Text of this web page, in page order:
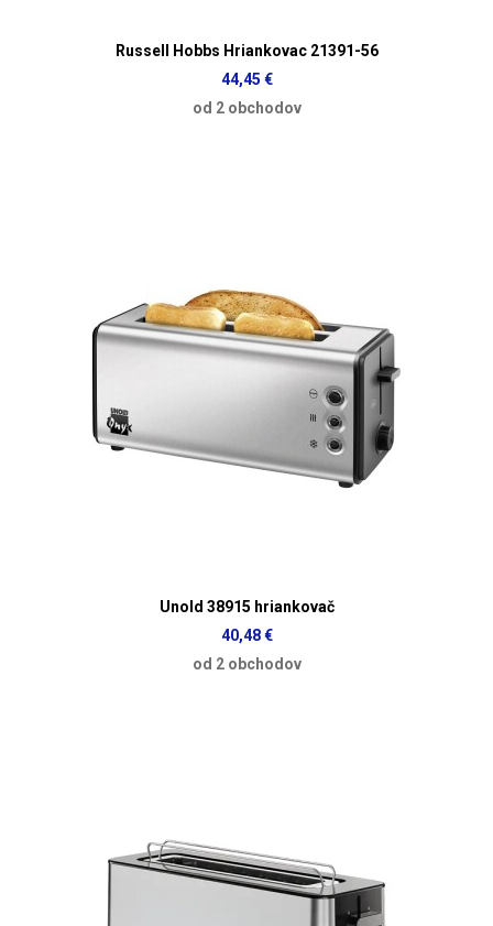
Russell Hobbs Hriankovac 21391-56
44,45 €
od 2 obchodov
Unold 38915 hriankovač
40,48 €
od 2 obchodov